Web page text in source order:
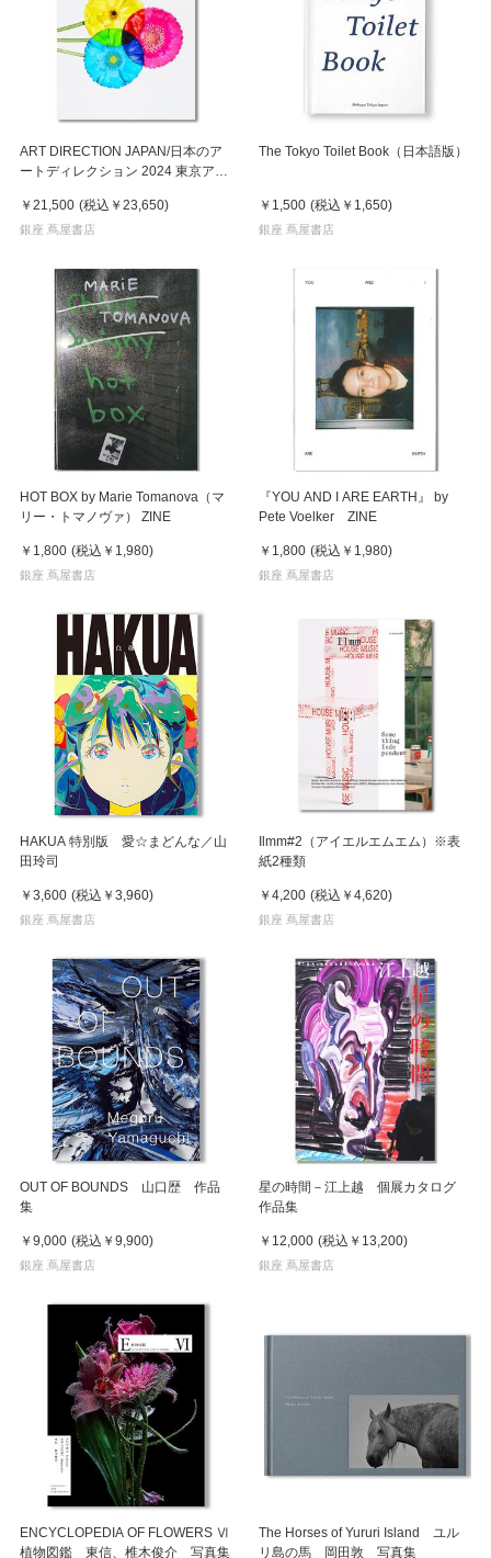
ART DIRECTION JAPAN/日本のア
ートディレクション 2024 東京アー
￥21,500 (税込 ￥23,650)
銀座 蔦屋書店
The Tokyo Toilet Book（日本語版）
￥1,500 (税込 ￥1,650)
銀座 蔦屋書店
HOT BOX by Marie Tomanova（マ
リー・トマノヴァ） ZINE
￥1,800 (税込 ￥1,980)
銀座 蔦屋書店
『YOU AND I ARE EARTH』 by
Pete Voelker ZINE
￥1,800 (税込 ￥1,980)
銀座 蔦屋書店
HAKUA 特別版 愛☆まどんな／山
田玲司
￥3,600 (税込 ￥3,960)
銀座 蔦屋書店
Ilmm#2（アイエルエムエム）※表
紙2種類
￥4,200 (税込 ￥4,620)
銀座 蔦屋書店
OUT OF BOUNDS 山口歴 作品
集
￥9,000 (税込 ￥9,900)
銀座 蔦屋書店
星の時間－江上越 個展カタログ
作品集
￥12,000 (税込 ￥13,200)
銀座 蔦屋書店
ENCYCLOPEDIA OF FLOWERS Ⅵ
植物図鑑 東信、椎木俊介 写真集
The Horses of Yururi Island ユル
リ島の馬 岡田敦 写真集